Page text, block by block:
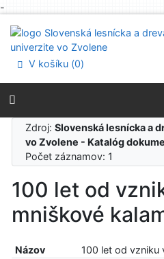
-
Prejsť na menu
Prehlásenie o webovej
V košíku (0)
Zdroj:Slovenská lesnícka a
vo Zvolene - Katalóg
Počet záznamov: 1
100 let od
mniškové
Názov
100 let od vzniku